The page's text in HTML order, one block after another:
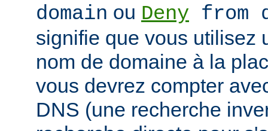
domain ou Deny from
signifie que vous utilisez
nom de domaine à la
vous devrez compter
DNS (une recherche